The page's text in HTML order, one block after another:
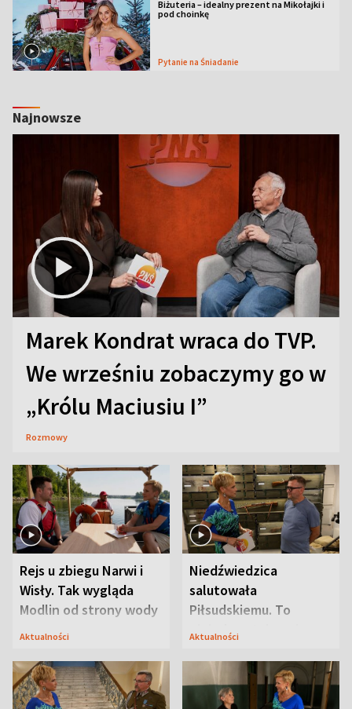
Biżuteria – idealny prezent na Mikołajki i
pod choinkę
Pytanie na Śniadanie
Najnowsze
Marek Kondrat wraca do TVP.
We wrześniu zobaczymy go w
„Królu Maciusiu I”
Rozmowy
Rejs u zbiegu Narwi i
Wisły. Tak wygląda
Modlin od strony wody
Aktualności
Niedźwiedzica
salutowała
Piłsudskiemu. To
niejedyna tajemnica
Aktualności